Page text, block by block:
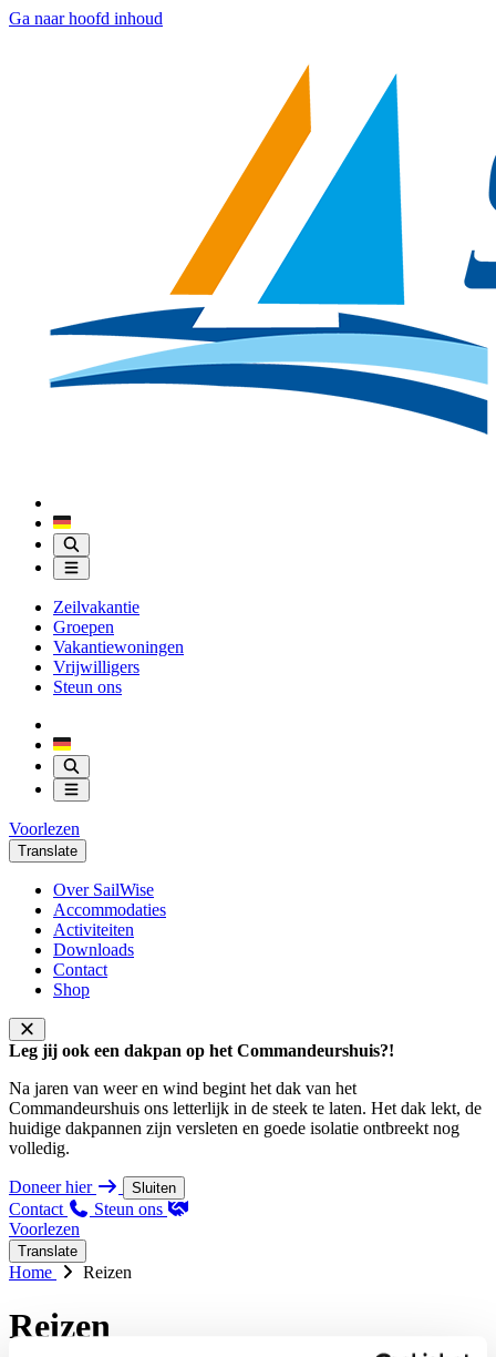
Ga naar hoofd inhoud
Zeilvakantie
Groepen
Vakantiewoningen
Vrijwilligers
Steun ons
Voorlezen
Translate
Over SailWise
Accommodaties
Activiteiten
Downloads
Contact
Shop
Leg jij ook een dakpan op het Commandeurshuis?!
Na jaren van weer en wind begint het dak van het
Commandeurshuis ons letterlijk in de steek te laten. Het dak lekt, de
huidige dakpannen zijn versleten en goede isolatie ontbreekt nog
volledig.
Doneer hier Sluiten
Contact
Steun ons
Voorlezen
Translate
Home Reizen
Reizen